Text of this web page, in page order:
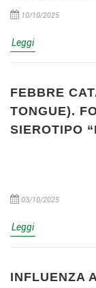
10/10/2025
Leggi
FEBBRE
TONGUE).
SIEROTIPO
03/10/2025
Leggi
INFLUENZA